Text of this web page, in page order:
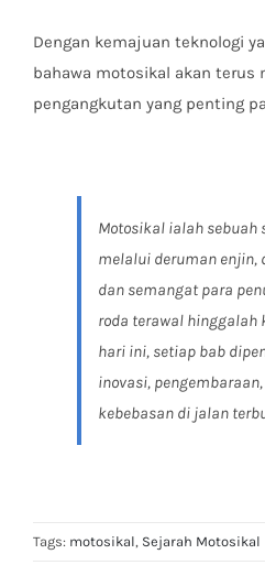
Dengan kemajuan teknologi
bahawa motosikal akan terus
pengangkutan yang penting
Motosikal ialah sebuah
melalui deruman enjin,
dan semangat para
roda terawal hinggalah
hari ini, setiap bab
inovasi,
kebebasan di jalan
Tags: motosikal, Sejarah Motosikal